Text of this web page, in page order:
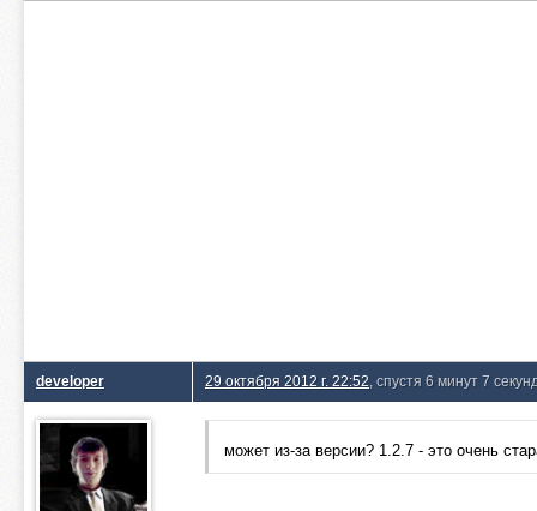
developer 29 октября 2012 г. 22:52 , спустя 6 минут 7
может из-за версии? 1.2.7 - это очень